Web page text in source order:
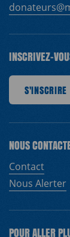
INSCRIVEZ-
S'INSCRIRE
S'INSCRIRE
NOUS
Contact
Nous Alerter
POUR ALLER